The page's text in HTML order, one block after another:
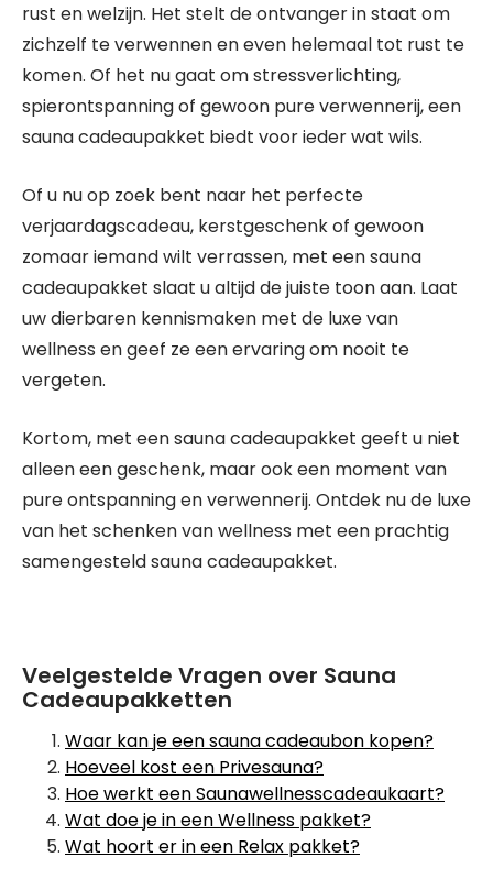
rust en welzijn. Het stelt de ontvanger in staat om
zichzelf te verwennen en even helemaal tot rust te
komen. Of het nu gaat om stressverlichting,
spierontspanning of gewoon pure verwennerij, een
sauna cadeaupakket biedt voor ieder wat wils.
Of u nu op zoek bent naar het perfecte
verjaardagscadeau, kerstgeschenk of gewoon
zomaar iemand wilt verrassen, met een sauna
cadeaupakket slaat u altijd de juiste toon aan. Laat
uw dierbaren kennismaken met de luxe van
wellness en geef ze een ervaring om nooit te
vergeten.
Kortom, met een sauna cadeaupakket geeft u niet
alleen een geschenk, maar ook een moment van
pure ontspanning en verwennerij. Ontdek nu de luxe
van het schenken van wellness met een prachtig
samengesteld sauna cadeaupakket.
Veelgestelde Vragen over Sauna
Cadeaupakketten
Waar kan je een sauna cadeaubon kopen?
Hoeveel kost een Privesauna?
Hoe werkt een Saunawellnesscadeaukaart?
Wat doe je in een Wellness pakket?
Wat hoort er in een Relax pakket?